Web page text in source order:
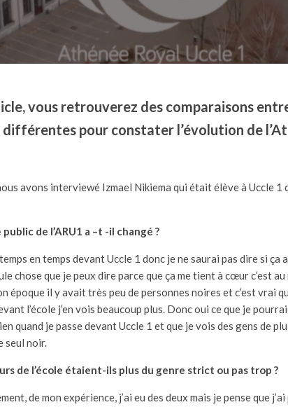
vous retrouverez des comparaisons
pour constater l’évolution de
avons interviewé Izmael Nikiema qui était élève à Uccle 1
de l’ARU1 a –t -il changé ?
en temps devant Uccle 1 donc je ne saurai pas dire si ça
chose que je peux dire parce que ça me tient à cœur c’est
époque il y avait très peu de personnes noires et c’est vrai
l’école j’en vois beaucoup plus. Donc oui ce que je
quand je passe devant Uccle 1 et que je vois des gens de
seul noir.
de l’école étaient-ils plus du genre strict ou pas trop ?
de mon expérience, j’ai eu des deux mais je pense que